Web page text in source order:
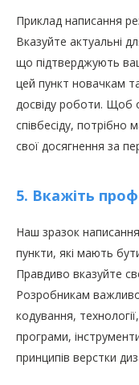
Приклад написання
Вказуйте актуальні
що підтверджують
цей пункт новачкам
досвіду роботи. Щоб
співбесіду,
свої досягнення за
5. Вкажіть
Наш зразок
пункти, які мають
Правдиво вказуйте
Розробникам
кодування,
програми,
принципів верстки